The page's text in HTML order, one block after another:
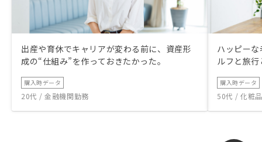
出産や育休でキャリアが変わる前に、資産形
成の“仕組み”を作っておきたかった。
購入時データ
20代 / 金融機関勤務
ハッピー
ルフと旅
購入時データ
50代 / 化粧